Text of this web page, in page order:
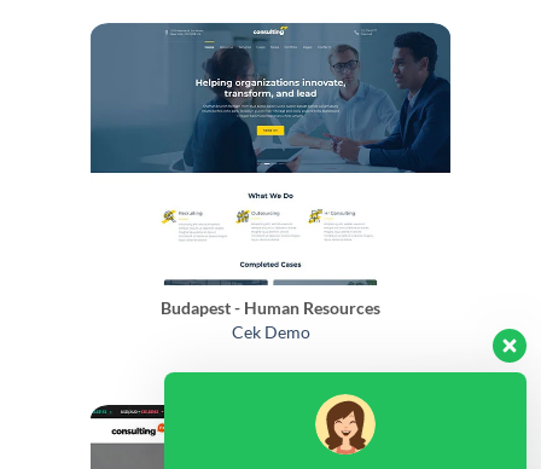
Budapest - Human Resources
Cek Demo